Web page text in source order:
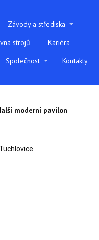
Závody a střediska
strojů
Kariéra
Společnost
Kontakty
moderní pavilon